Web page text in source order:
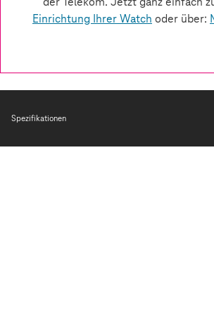
Spezifikationen